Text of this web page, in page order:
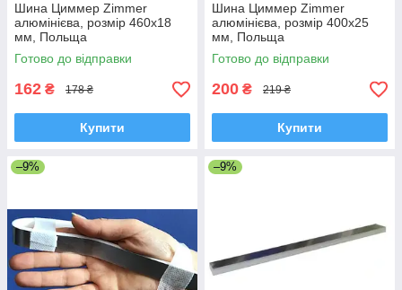
Шина Циммер Zimmer
алюмінієва, розмір 460х18
мм, Польща
Готово до відправки
162 ₴ 178 ₴
Купити
Шина Циммер Zimmer
алюмінієва, розмір 400х25
мм, Польща
Готово до відправки
200 ₴ 219 ₴
Купити
–9% –9%